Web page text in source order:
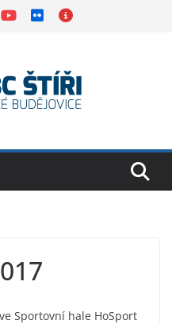
Sportovní hale HoSport